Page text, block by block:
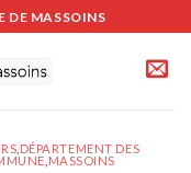
DE MASSOINS
DÉPARTEMENT DES
MASSOINS